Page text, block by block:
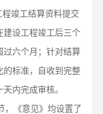
竣工结算资料提交
建设工程竣工后三个
过六个月；针对结算
的标准，自收到完整
内完成审核。
，《意见》均设置了